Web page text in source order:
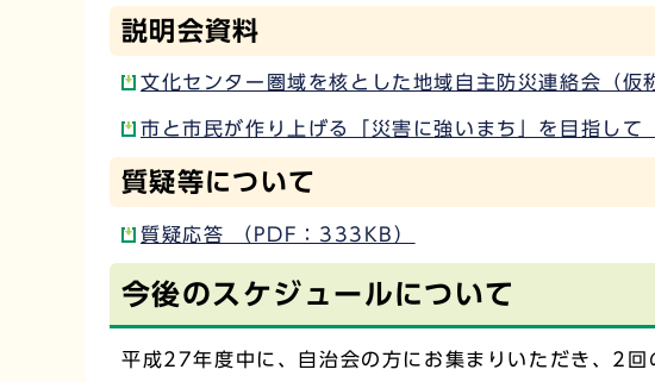
説明会資料
文化センター圏域を核とした地域自主防災連絡会（
市と市民が作り上げる「災害に強いまち」を目指し
質疑等について
質疑応答 （PDF：333KB）
今後のスケジュールについて
平成27年度中に、自治会の方にお集まりいただき、2